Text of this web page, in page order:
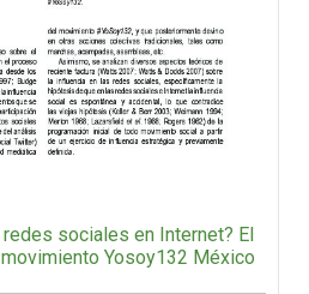
sociales en Internet? El
Yosoy132 México